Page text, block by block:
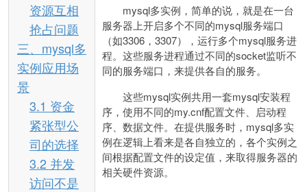
资源互相
抢占问题
三、mysql多
实例应用场
景
3.1 资金
紧张型公
司的选择
3.2 并发
访问不是
mysql多实例，简单的说，就是在一台
服务器上开启多个不同的mysql服务端口
（如3306，3307），运行多个mysql服务进
程。这些服务进程通过不同的socket监听不
同的服务端口，来提供各自的服务。
这些mysql实例共用一套mysql安装程
序，使用不同的my.cnf配置文件、启动程
序、数据文件。在提供服务时，mysql多实
例在逻辑上看来是各自独立的，各个实例之
间根据配置文件的设定值，来取得服务器的
相关硬件资源。